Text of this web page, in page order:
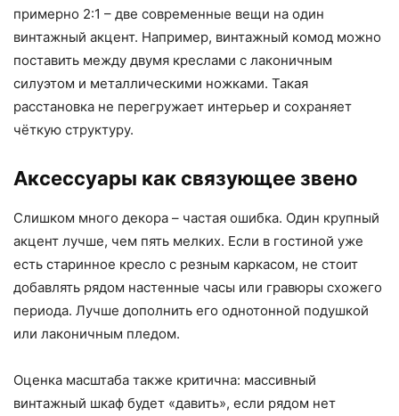
примерно 2:1 – две современные вещи на один
винтажный акцент. Например, винтажный комод можно
поставить между двумя креслами с лаконичным
силуэтом и металлическими ножками. Такая
расстановка не перегружает интерьер и сохраняет
чёткую структуру.
Аксессуары как связующее звено
Слишком много декора – частая ошибка. Один крупный
акцент лучше, чем пять мелких. Если в гостиной уже
есть старинное кресло с резным каркасом, не стоит
добавлять рядом настенные часы или гравюры схожего
периода. Лучше дополнить его однотонной подушкой
или лаконичным пледом.
Оценка масштаба также критична: массивный
винтажный шкаф будет «давить», если рядом нет